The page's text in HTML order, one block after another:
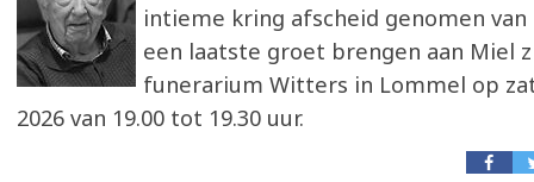
intieme kring afscheid genomen van
een laatste groet brengen aan Miel
funerarium Witters in Lommel op
2026 van 19.00 tot 19.30 uur.